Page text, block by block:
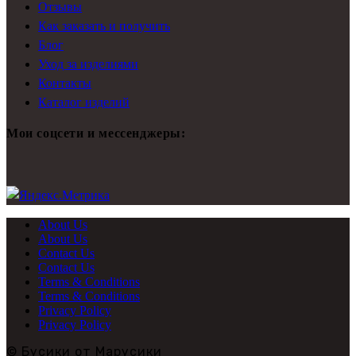
Отзывы
Как заказать и получить
Блог
Уход за изделиями
Контакты
Каталог изделий
Мои соцсети и мессенджеры:
About Us
About Us
Contact Us
Contact Us
Terms & Conditions
Terms & Conditions
Privacy Policy
Privacy Policy
© Бусики от Марусики